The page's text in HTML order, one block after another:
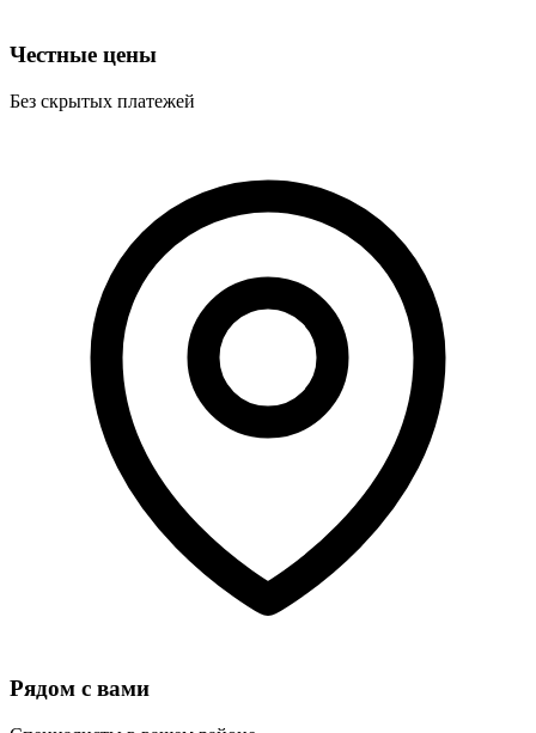
Честные цены
Без скрытых платежей
Рядом с вами